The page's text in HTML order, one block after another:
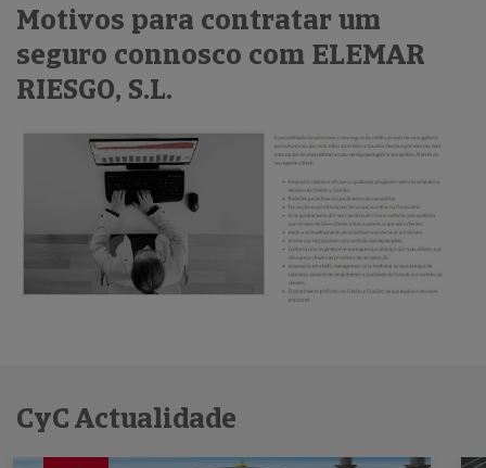
Motivos para contratar um
seguro connosco com ELEMAR
RIESGO, S.L.
CyC Actualidade